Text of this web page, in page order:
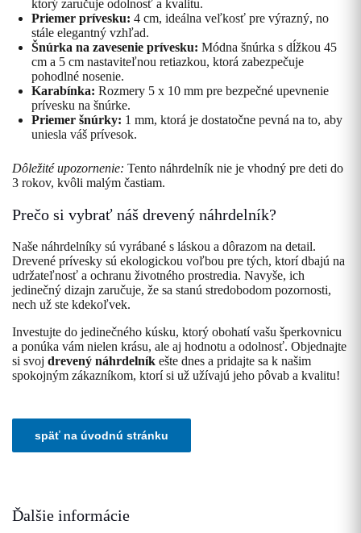
ktorý zaručuje odolnosť a kvalitu.
Priemer prívesku: 4 cm, ideálna veľkosť pre výrazný, no
stále elegantný vzhľad.
Šnúrka na zavesenie prívesku: Módna šnúrka s dĺžkou 45
cm a 5 cm nastaviteľnou retiazkou, ktorá zabezpečuje
pohodlné nosenie.
Karabínka: Rozmery 5 x 10 mm pre bezpečné upevnenie
prívesku na šnúrke.
Priemer šnúrky: 1 mm, ktorá je dostatočne pevná na to, aby
uniesla váš prívesok.
Dôležité upozornenie: Tento náhrdelník nie je vhodný pre deti do
3 rokov, kvôli malým častiam.
Prečo si vybrať náš drevený náhrdelník?
Naše náhrdelníky sú vyrábané s láskou a dôrazom na detail.
Drevené prívesky sú ekologickou voľbou pre tých, ktorí dbajú na
udržateľnosť a ochranu životného prostredia. Navyše, ich
jedinečný dizajn zaručuje, že sa stanú stredobodom pozornosti,
nech už ste kdekoľvek.
Investujte do jedinečného kúsku, ktorý obohatí vašu šperkovnicu
a ponúka vám nielen krásu, ale aj hodnotu a odolnosť. Objednajte
si svoj drevený náhrdelník ešte dnes a pridajte sa k našim
spokojným zákazníkom, ktorí si už užívajú jeho pôvab a kvalitu!
Ďalšie informácie